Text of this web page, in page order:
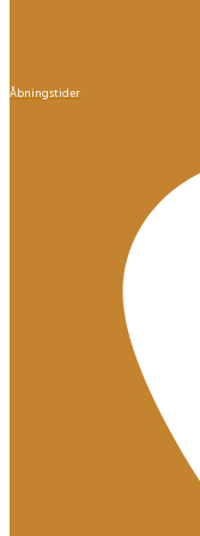
Åbningstider